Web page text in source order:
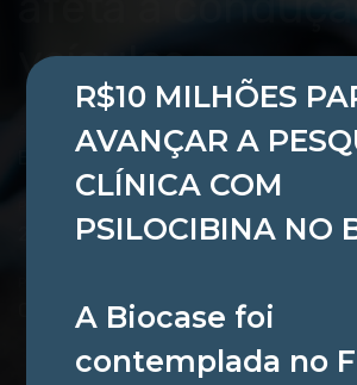
veículos
Biocase Brasil
25 de junho de 2025
Cannabis Medicinal
R$10 MILHÕES
AVANÇAR A
CLÍNICA COM
PSILOCIBINA NO
A Biocase foi
contemplada no